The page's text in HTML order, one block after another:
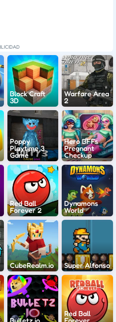
Block Craft
3D
Warfare Area
2
Poppy
Playtime 3
Game
Hero BFFs
Pregnant
Checkup
Red Ball
Forever 2
Dynamons
World
CubeRealm.io Super Alfonso
Bulletz.io
Red Ball
Forever